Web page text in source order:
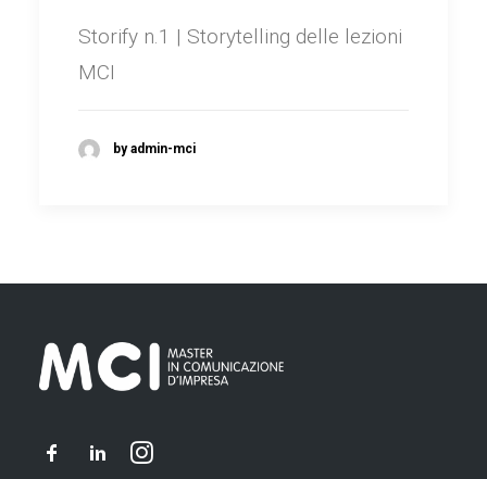
Storify n.1 | Storytelling delle lezioni
MCI
by admin-mci